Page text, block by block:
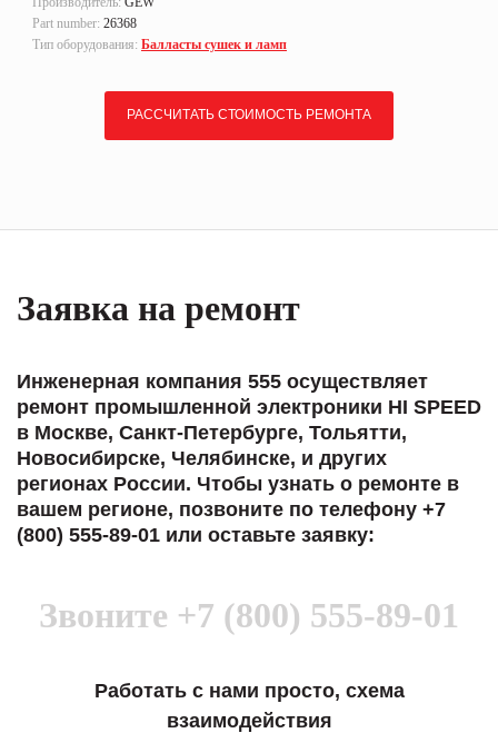
Part number: 26368
Тип оборудования: Балласты сушек и ламп
РАССЧИТАТЬ СТОИМОСТЬ РЕМОНТА
Заявка на ремонт
Инженерная компания 555 осуществляет
ремонт промышленной электроники HI SPEED
в Москве, Санкт-Петербурге, Тольятти,
Новосибирске, Челябинске, и других
регионах России. Чтобы узнать о ремонте в
вашем регионе, позвоните по телефону +7
(800) 555-89-01 или оставьте заявку:
Звоните +7 (800) 555-89-01
Работать с нами просто, схема
взаимодействия